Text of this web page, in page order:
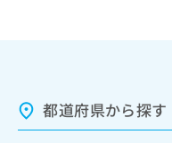
都道府県から探す